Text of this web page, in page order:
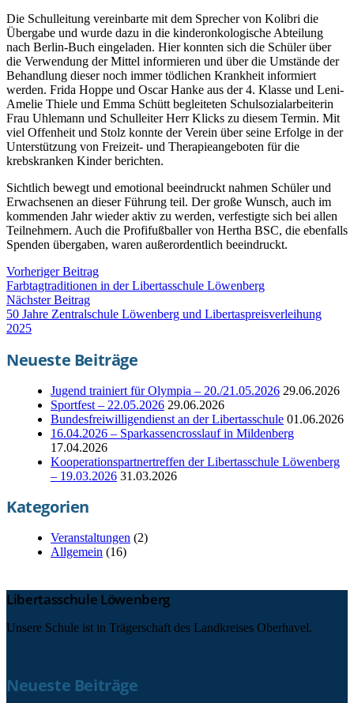
Die Schulleitung vereinbarte mit dem Sprecher von Kolibri die
Übergabe und wurde dazu in die kinderonkologische Abteilung
nach Berlin-Buch eingeladen. Hier konnten sich die Schüler über
die Verwendung der Mittel informieren und über die Umstände der
Behandlung dieser noch immer tödlichen Krankheit informiert
werden. Frida Hoppe und Oscar Hanke aus der 4. Klasse und Leni-
Amelie Thiele und Emma Schütt begleiteten Schulsozialarbeiterin
Frau Uhlemann und Schulleiter Herr Klicks zu diesem Termin. Mit
viel Offenheit und Stolz konnte der Verein über seine Erfolge in der
Unterstützung von Freizeit- und Therapieangeboten für die
krebskranken Kinder berichten.
Sichtlich bewegt und emotional beeindruckt nahmen Schüler und
Erwachsenen an dieser Führung teil. Der große Wunsch, auch im
kommenden Jahr wieder aktiv zu werden, verfestigte sich bei allen
Teilnehmern. Auch die Profifußballer von Hertha BSC, die ebenfalls
Spenden übergaben, waren außerordentlich beeindruckt.
Vorheriger Beitrag
Farbtagtraditionen in der Libertasschule Löwenberg
Nächster Beitrag
50 Jahre Zentralschule Löwenberg und Libertaspreisverleihung
2025
Neueste Beiträge
Jugend trainiert für Olympia – 20./21.05.2026 29.06.2026
Sportfest – 22.05.2026 29.06.2026
Bundesfreiwilligendienst an der Libertasschule 01.06.2026
16.04.2026 – Sparkassencrosslauf in Mildenberg
17.04.2026
Kooperationspartnertreffen der Libertasschule Löwenberg
– 19.03.2026 31.03.2026
Kategorien
Veranstaltungen (2)
Allgemein (16)
Libertasschule Löwenberg
Unsere Schule ist in Trägerschaft des Landkreises Oberhavel.
Neueste Beiträge